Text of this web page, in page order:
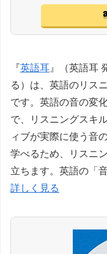
『英語耳 』（英語耳
る）は、英語のリス
です。英語の音の変
で、リスニングスキ
ィブが実際に使う音
学べるため、リスニ
立ちます。英語の「
詳しく見る